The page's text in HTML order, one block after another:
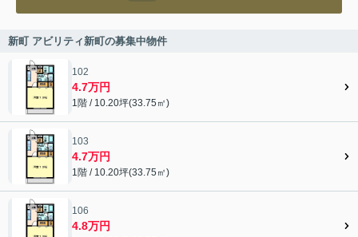
新町 アビリティ新町の募集中物件
102
4.7万円
1階 / 10.20坪(33.75㎡)
103
4.7万円
1階 / 10.20坪(33.75㎡)
106
4.8万円